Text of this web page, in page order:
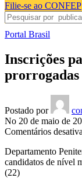
Filie-se ao CONFEP
Portal Brasil
Inscrições
prorrogadas
Postado por
No 20 de maio de
Comentários
Departamento
candidatos de nível
(22)